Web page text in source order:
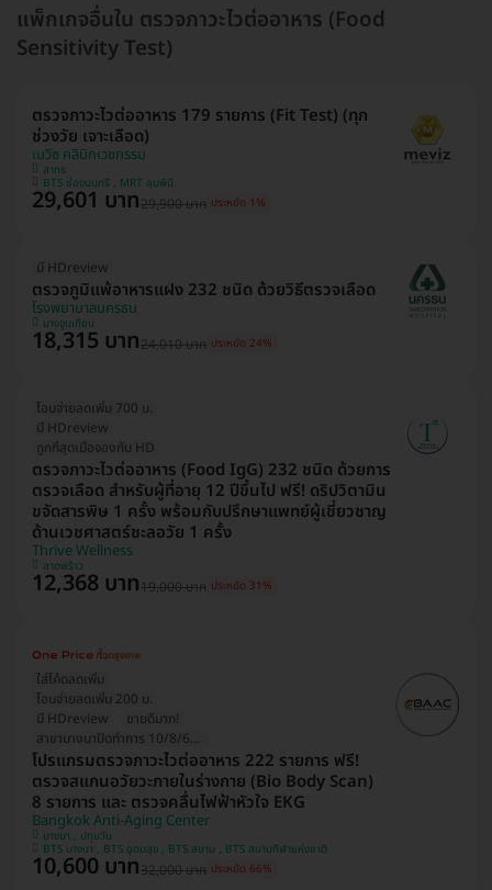
แพ็กเกจอื่นใน ตรวจภาวะไวต่ออาหาร (Food
Sensitivity Test)
ตรวจภาวะไวต่ออาหาร 179 รายการ (Fit Test) (ทุก
ช่วงวัย เจาะเลือด)
เมวิซ คลินิกเวชกรรม
สาทร
BTS ช่องนนทรี , MRT ลุมพินี
29,601 บาท29,900 บาท ประหยัด 1%
มี HDreview
ตรวจภูมิแพ้อาหารแฝง 232 ชนิด ด้วยวิธีตรวจเลือด
โรงพยาบาลนครธน
บางขุนเทียน
18,315 บาท24,010 บาท ประหยัด 24%
โอนจ่ายลดเพิ่ม 700 บ.
มี HDreview
ถูกที่สุดเมื่อจองกับ HD
ตรวจภาวะไวต่ออาหาร (Food IgG) 232 ชนิด ด้วยการ
ตรวจเลือด สำหรับผู้ที่อายุ 12 ปีขึ้นไป ฟรี! ดริปวิตามิน
ขจัดสารพิษ 1 ครั้ง พร้อมกับปรึกษาแพทย์ผู้เชี่ยวชาญ
ด้านเวชศาสตร์ชะลอวัย 1 ครั้ง
Thrive Wellness
ลาดพร้าว
12,368 บาท19,000 บาท ประหยัด 31%
ใส่โค้ดลดเพิ่ม
โอนจ่ายลดเพิ่ม 200 บ.
มี HDreview
ขายดีมาก!
สาขาบางนาปิดทำการ 10/8/69 (1วัน)
โปรแกรมตรวจภาวะไวต่ออาหาร 222 รายการ ฟรี!
ตรวจสแกนอวัยวะภายในร่างกาย (Bio Body Scan)
8 รายการ และ ตรวจคลื่นไฟฟ้าหัวใจ EKG
Bangkok Anti-Aging Center
บางนา , ปทุมวัน
BTS บางนา , BTS อุดมสุข , BTS สยาม , BTS สนามกีฬาแห่งชาติ
10,600 บาท32,000 บาท ประหยัด 66%